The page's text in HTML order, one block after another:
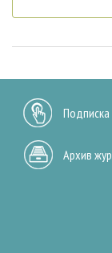
Подписка
Архив